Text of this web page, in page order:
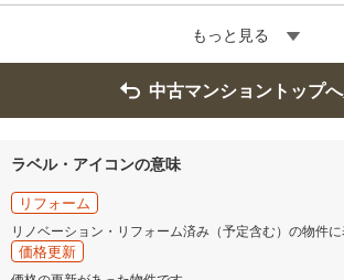
もっと見る
中古マンショントップ
ラベル・アイコンの意味
リフォーム
リノベーション・リフォーム済み（予定含む）の物件に
価格更新